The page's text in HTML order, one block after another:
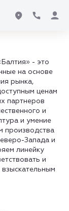
- это
на основе
рынка,
ценам
партнеров
и
и умение
производства
Запада и
линейку
и